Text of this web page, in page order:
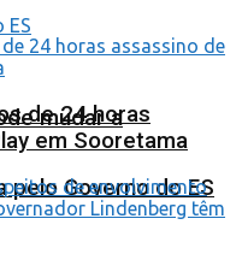
mudar a
Governo do ES
de 24 horas
em Sooretama